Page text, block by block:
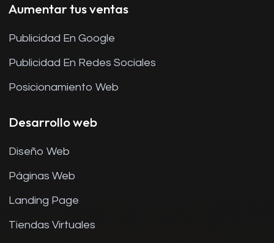
Aumentar tus ventas
Publicidad En Google
Publicidad En Redes Sociales
Posicionamiento Web
Desarrollo web
Diseño Web
Páginas Web
Landing Page
Tiendas Virtuales